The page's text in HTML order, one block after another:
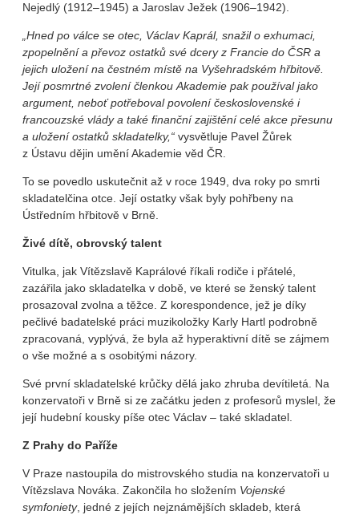
Nejedlý (1912–1945) a Jaroslav Ježek (1906–1942).
„Hned po válce se otec, Václav Kaprál, snažil o exhumaci,
zpopelnění a převoz ostatků své dcery z Francie do ČSR a
jejich uložení na čestném místě na Vyšehradském hřbitově.
Její posmrtné zvolení členkou Akademie pak používal jako
argument, neboť potřeboval povolení československé i
francouzské vlády a také finanční zajištění celé akce přesunu
a uložení ostatků skladatelky,“ vysvětluje Pavel Žůrek
z Ústavu dějin umění Akademie věd ČR.
To se povedlo uskutečnit až v roce 1949, dva roky po smrti
skladatelčina otce. Její ostatky však byly pohřbeny na
Ústředním hřbitově v Brně.
Živé dítě, obrovský talent
Vitulka, jak Vítězslavě Kaprálové říkali rodiče i přátelé,
zazářila jako skladatelka v době, ve které se ženský talent
prosazoval zvolna a těžce. Z korespondence, jež je díky
pečlivé badatelské práci muzikoložky Karly Hartl podrobně
zpracovaná, vyplývá, že byla až hyperaktivní dítě se zájmem
o vše možné a s osobitými názory.
Své první skladatelské krůčky dělá jako zhruba devítiletá. Na
konzervatoři v Brně si ze začátku jeden z profesorů myslel, že
její hudební kousky píše otec Václav – také skladatel.
Z Prahy do Paříže
V Praze nastoupila do mistrovského studia na konzervatoři u
Vítězslava Nováka. Zakončila ho složením Vojenské
symfoniety, jedné z jejích nejznámějších skladeb, která